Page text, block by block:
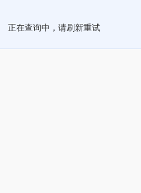
正在查询中，请刷新重试